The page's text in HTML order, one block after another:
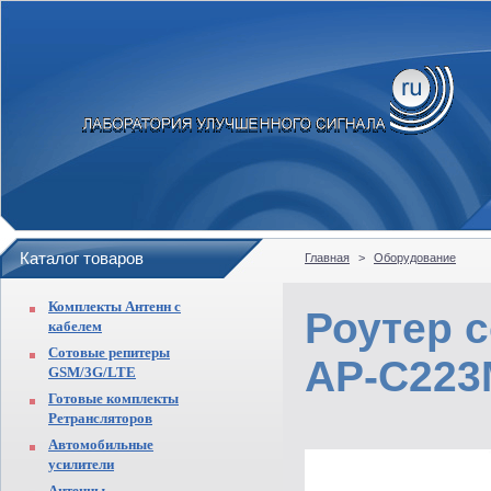
Каталог товаров
Комплекты Антенн с
кабелем
Сотовые репитеры
GSM/3G/LTE
Готовые комплекты
Ретрансляторов
Автомобильные
усилители
Главная > Оборудование
Роутер
AP-